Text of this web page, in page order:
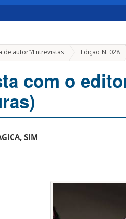
de autor”/Entrevistas Edição N. 028
com o
SIM